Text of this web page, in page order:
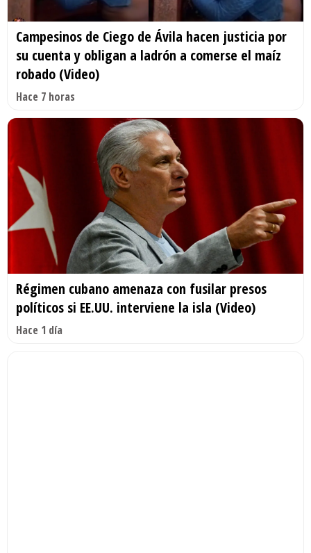
Campesinos de Ciego de Ávila hacen justicia por
su cuenta y obligan a ladrón a comerse el maíz
robado (Video)
Hace 7 horas
Régimen cubano amenaza con fusilar presos
políticos si EE.UU. interviene la isla (Video)
Hace 1 día